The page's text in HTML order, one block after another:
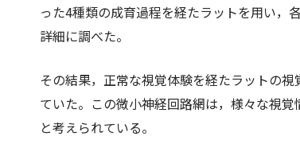
った4種類の成育過程を経たラットを用い，
詳細に調べた。
その結果，正常な視覚体験を経たラットの
ていた。この微小神経回路網は，様々な視
と考えられている。